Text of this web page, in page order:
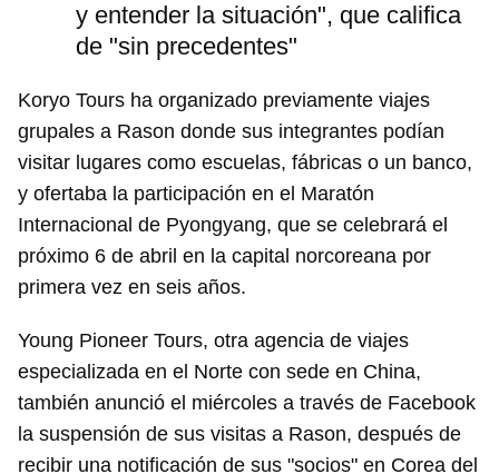
y entender la situación", que califica
de "sin precedentes"
Koryo Tours ha organizado previamente viajes
grupales a Rason donde sus integrantes podían
visitar lugares como escuelas, fábricas o un banco,
y ofertaba la participación en el Maratón
Internacional de Pyongyang, que se celebrará el
próximo 6 de abril en la capital norcoreana por
primera vez en seis años.
Young Pioneer Tours, otra agencia de viajes
especializada en el Norte con sede en China,
también anunció el miércoles a través de Facebook
la suspensión de sus visitas a Rason, después de
recibir una notificación de sus "socios" en Corea del